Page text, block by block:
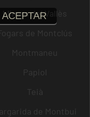
Llinars del Vallès
de Montclús
Montmaneu
Papiol
Teià
de Montbui
ACEPTAR